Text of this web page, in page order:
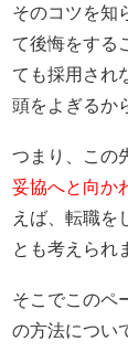
そのコツを知
て後悔をする
ても採用され
頭をよぎるか
つまり、この
妥協へと向か
えば、転職を
とも考えられ
そこでこのペ
の方法につい